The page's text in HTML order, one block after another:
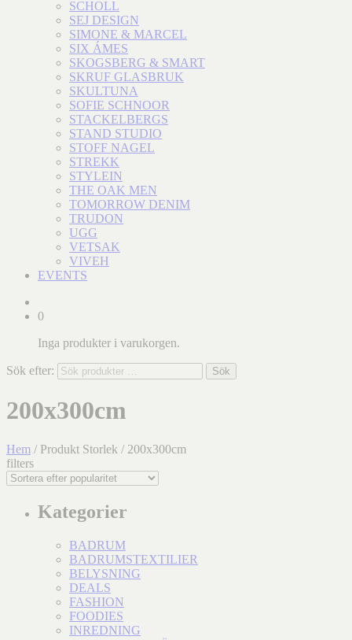
SCHOLL
SEJ DESIGN
SIMONE & MARCEL
SIX ÁMES
SKOGSBERG & SMART
SKRUF GLASBRUK
SKULTUNA
SOFIE SCHNOOR
STACKELBERGS
STAND STUDIO
STOFF NAGEL
STREKK
STYLEIN
THE OAK MEN
TOMORROW DENIM
TRUDON
UGG
VETSAK
VIVEH
EVENTS
0
Inga produkter i varukorgen.
Sök efter: Sök
200x300cm
Hem / Produkt Storlek / 200x300cm
filters
Kategorier
BADRUM
BADRUMSTEXTILIER
BELYSNING
DEALS
FASHION
FOODIES
INREDNING